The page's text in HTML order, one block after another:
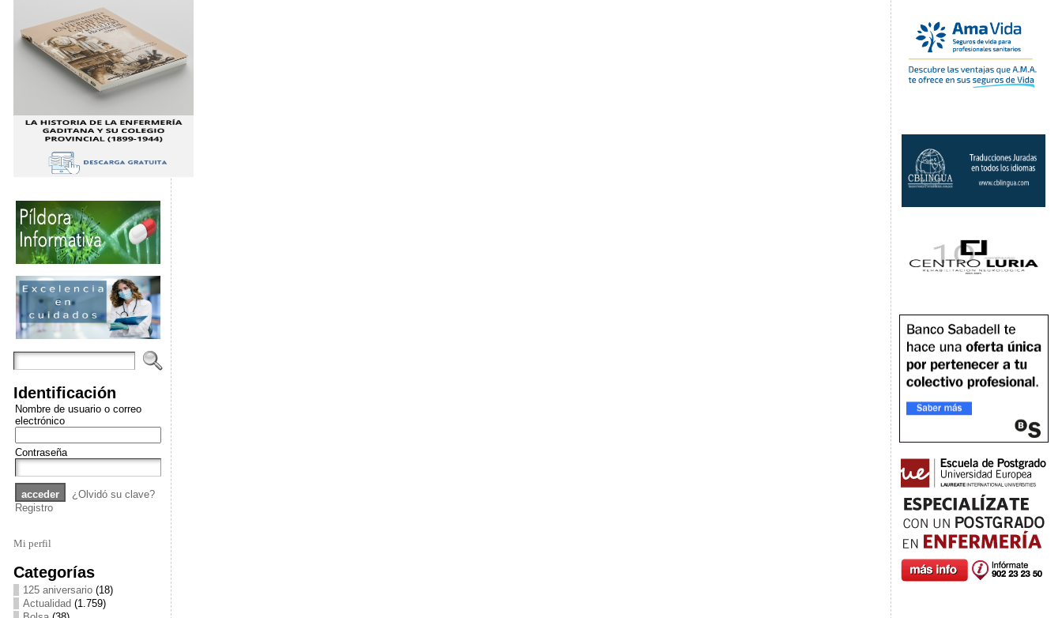
Identificación
Nombre de usuario o correo
electrónico
Contraseña
¿Olvidó su clave?
Registro
Mi perfil
Categorías
125 aniversario(18)
Actualidad (1.759)